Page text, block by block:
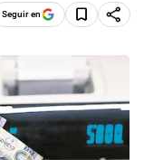
Seguir en